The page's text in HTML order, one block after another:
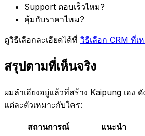
Support ตอบเร็วไหม?
คุ้มกับราคาไหม?
ดูวิธีเลือกละเอียดได้ที่ วิธีเลือก CRM ที่เ
สรุปตามที่เห็นจริง
ผมลำเอียงอยู่แล้วที่สร้าง Kaipung เอง
แต่ละตัวเหมาะกับใคร:
สถานการณ์ แนะนำ